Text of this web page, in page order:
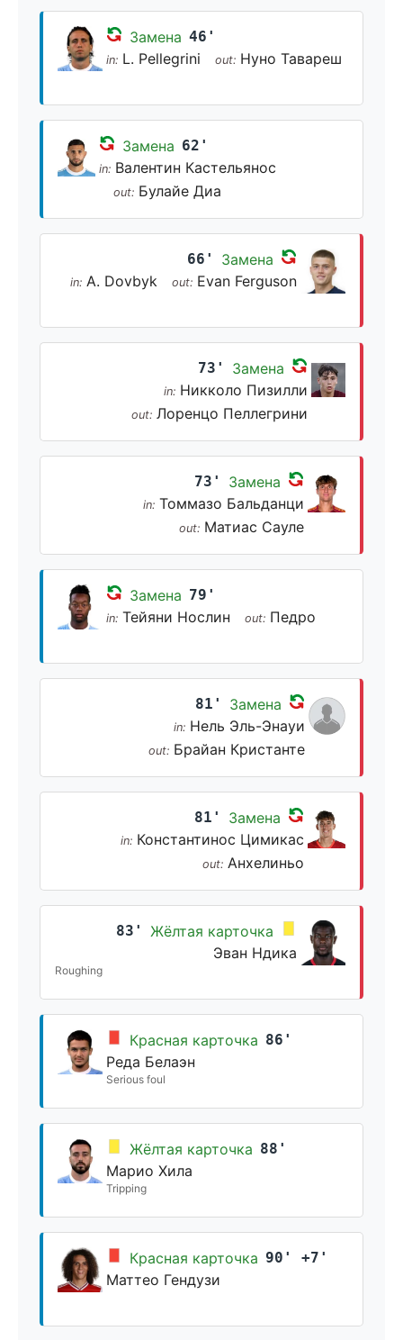
Замена 46'
in: L. Pellegrini out: Нуно Тавареш
Замена 62'
in: Валентин Кастельянос
out: Булайе Диа
66' Замена
in: A. Dovbyk out: Evan Ferguson
73' Замена
in: Никколо Пизилли
out: Лоренцо Пеллегрини
73' Замена
in: Томмазо Бальданци
out: Матиас Сауле
Замена 79'
in: Тейяни Нослин out: Педро
81' Замена
in: Нель Эль-Энауи
out: Брайан Кристанте
81' Замена
in: Константинос Цимикас
out: Анхелиньо
83'
Жёлтая карточка
Эван Ндика
Roughing
Красная карточка 86'
Реда Белаэн
Serious foul
Жёлтая карточка 88'
Марио Хила
Tripping
Красная карточка 90' +7'
Маттео Гендузи